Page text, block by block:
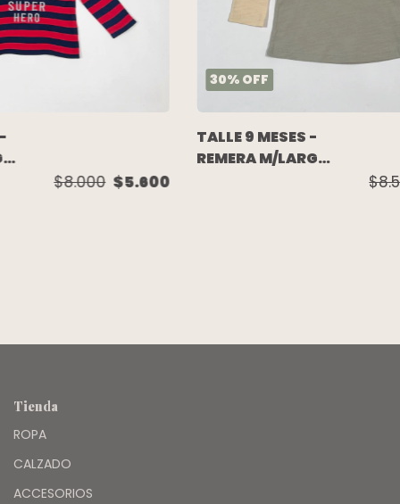
$8.000 $5.600
30% OFF
TALLE 9 MESES -
REMERA M/LARGA
Tienda
ROPA
CALZADO
ACCESORIOS